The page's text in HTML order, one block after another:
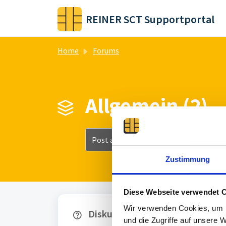
Zustimmung
Diese Webseite verwendet
Wir verwenden Cookies,
und die Zugriffe auf unsere
Skip to main content
REINER SCT Supportportal
Home Forums
Allgemein (2)
Post a topic
Diskussion (62)